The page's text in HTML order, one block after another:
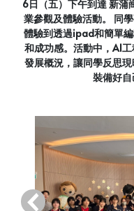
6日（五）下午到達 新
業參觀及體驗活動。 同
體驗到透過ipad和簡單
和成功感。活動中，AI
發展概況，讓同學反思
裝備好自
‹